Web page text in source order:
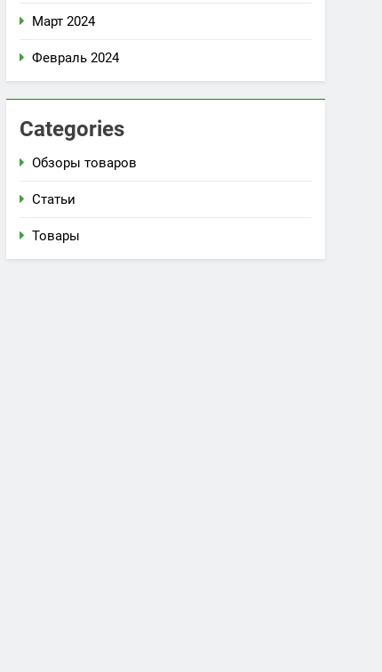
Март 2024
Февраль 2024
Categories
Обзоры товаров
Статьи
Товары